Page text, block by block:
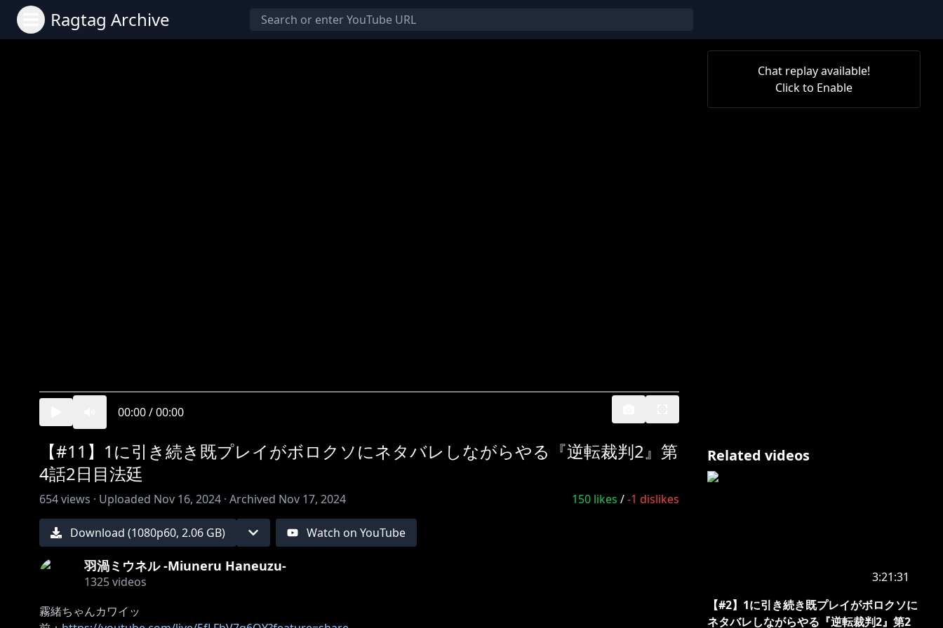
Ragtag Archive
00:00/00:00
Chat replay available!
Click to Enable
【#11】1に引き続き既プレイがボロクソにネタバレしながらやる『逆転裁判2』第
4話2日目法廷
654views · Uploaded Nov 16, 2024 · Archived Nov 17, 2024 150 likes /-1 dislikes
Download (1080p60, 2.06 GB) Watch on YouTube
羽渦ミウネル -Miuneru Haneuzu-
1325videos
霧緒ちゃんカワイッ
Related videos
3:21:31
【#2】1に引き続き既プレイがボロクソに
ネタバレしながらやる『逆転裁判2』第2